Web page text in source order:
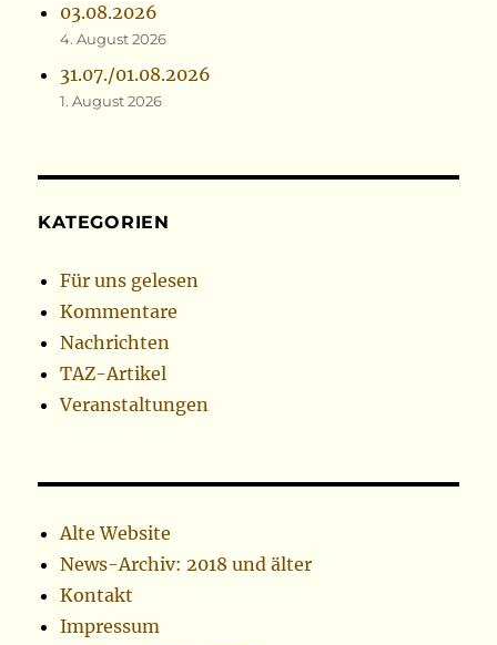
03.08.2026
4. August 2026
31.07./01.08.2026
1. August 2026
KATEGORIEN
Für uns gelesen
Kommentare
Nachrichten
TAZ-Artikel
Veranstaltungen
Alte Website
News-Archiv: 2018 und älter
Kontakt
Impressum